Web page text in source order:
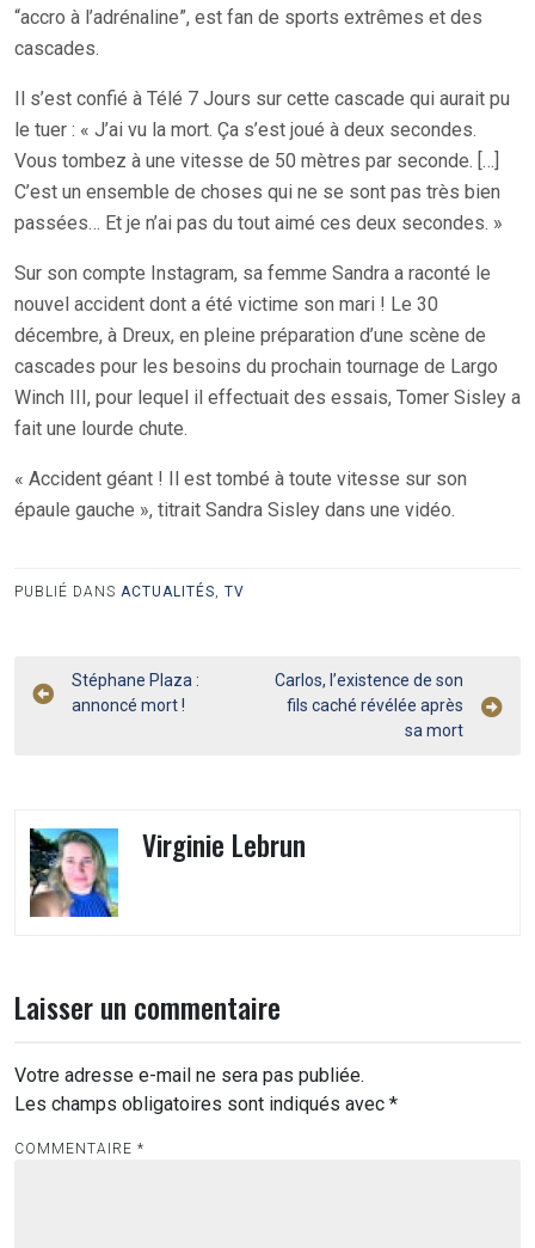
“accro à l’adrénaline”, est fan de sports extrêmes et des
cascades.
Il s’est confié à Télé 7 Jours sur cette cascade qui aurait pu
le tuer : « J’ai vu la mort. Ça s’est joué à deux secondes.
Vous tombez à une vitesse de 50 mètres par seconde. […]
C’est un ensemble de choses qui ne se sont pas très bien
passées… Et je n’ai pas du tout aimé ces deux secondes. »
Sur son compte Instagram, sa femme Sandra a raconté le
nouvel accident dont a été victime son mari ! Le 30
décembre, à Dreux, en pleine préparation d’une scène de
cascades pour les besoins du prochain tournage de Largo
Winch III, pour lequel il effectuait des essais, Tomer Sisley a
fait une lourde chute.
« Accident géant ! Il est tombé à toute vitesse sur son
épaule gauche », titrait Sandra Sisley dans une vidéo.
PUBLIÉ DANS ACTUALITÉS, TV
Navigation
Stéphane Plaza :
annoncé mort !
Carlos, l’existence de son
fils caché révélée après
sa mort
Virginie Lebrun
Laisser un commentaire
Votre adresse e-mail ne sera pas publiée.
Les champs obligatoires sont indiqués avec *
COMMENTAIRE *